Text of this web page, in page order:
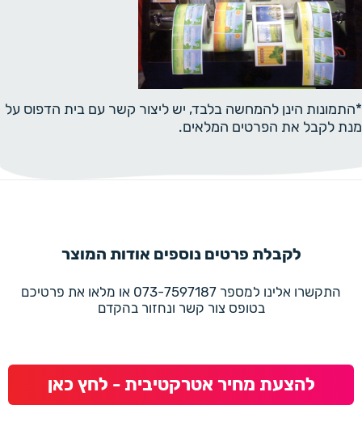
*התמונות הינן להמחשה בלבד, יש ליצור קשר עם בית הדפוס על
מנת לקבל את הפרטים המלאים.
לקבלת פרטים נוספים אודות המוצר
התקשרו אלינו למספר 073-7597187 או מלאו את פרטיכם
בטופס צור קשר ונחזור בהקדם
להצעת מחיר אטרקטיבית - לחץ כאן